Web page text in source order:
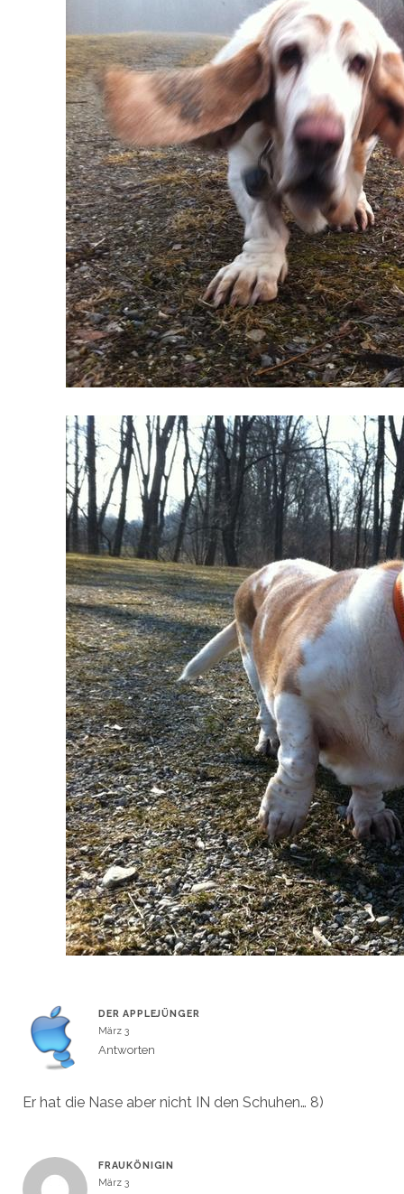
DER APPLEJÜNGER
März 3
Antworten
Er hat die Nase aber nicht IN den Schuhen… 8)
FRAUKÖNIGIN
März 3